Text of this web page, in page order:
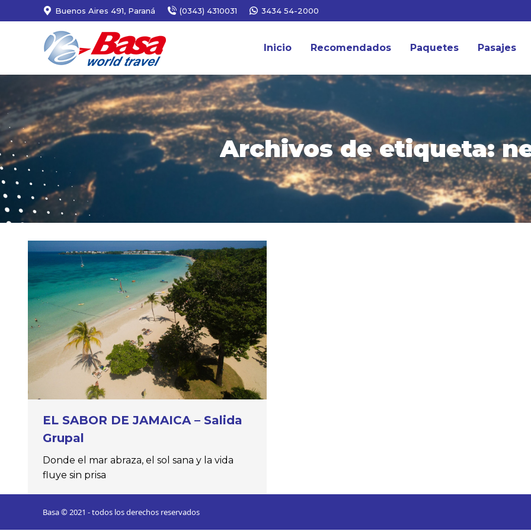
Buenos Aires 491, Paraná (0343) 4310031 3434 54-2000
Inicio Recomendados Paquetes Pasajes
Archivos de etiqueta:
EL SABOR DE JAMAICA – Salida
Grupal
Donde el mar abraza, el sol sana y la vida
fluye sin prisa
Basa © 2021 - todos los derechos reservados